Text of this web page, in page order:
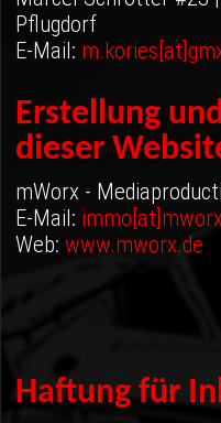
04 - Spa
05 - Suzuka
06 - Most
Sponsoren
Fanshop
Pflugdorf
E-Mail:
Erstellung
dieser
mWorx -
E-Mail:
Web:www.mworx.de
Haftung für